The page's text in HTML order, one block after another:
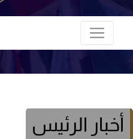
أخبار الرئيس